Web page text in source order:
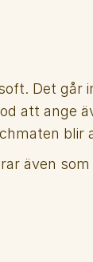
Det går
att ange
blir
även